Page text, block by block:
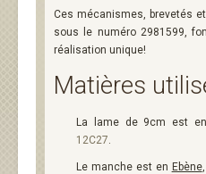
Ces mécanismes, brevetés
sous le numéro 2981599,
réalisation unique!
Matières
La lame de 9cm est
12C27.
Le manche est en Ebène